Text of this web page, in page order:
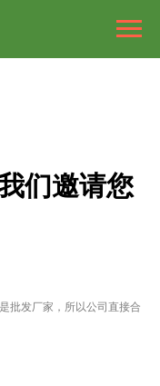
们邀请您
批发厂家，所以公司直接合